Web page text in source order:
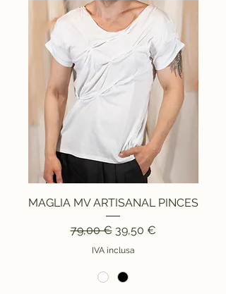
MAGLIA MV ARTISANAL PINCES
Prezzo regolare
79,00 € Prezzo scontato
39,50 €
IVA inclusa